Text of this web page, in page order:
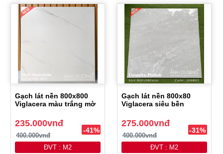
Gạch lát nền 800x800
Viglacera màu trắng mờ
235.000vnđ
400.000vnđ
-41%
ĐVT : M2
Gạch lát nền 800x80
Viglacera siêu bền
275.000vnđ
400.000vnđ
-31%
ĐVT : M2